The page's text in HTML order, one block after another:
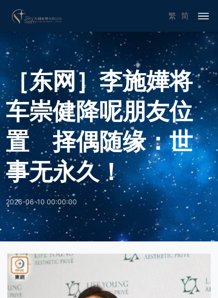
繁 简
［东网］李施嬅将
车崇健降呢朋友位
置 择偶随缘：世
事无永久！
2026-06-10 00:00:00